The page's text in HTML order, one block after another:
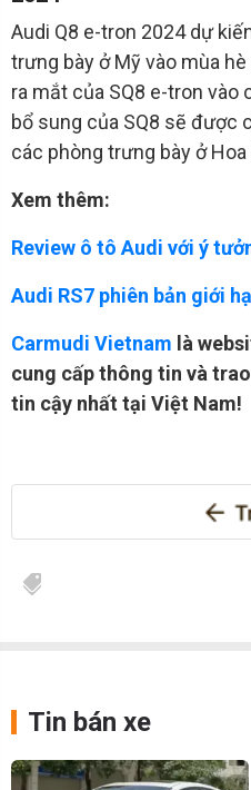
Audi Q8 e-tron 2024 dự
trưng bày ở Mỹ vào mùa
ra mắt của SQ8 e-tron
bổ sung của SQ8 sẽ được
các phòng trưng bày ở Hoa
Xem thêm:
Review ô tô Audi với ý
Audi RS7 phiên bản giới
Carmudi Vietnam là
cung cấp thông tin và
tin cậy nhất tại Việt Nam!
Tin bán xe